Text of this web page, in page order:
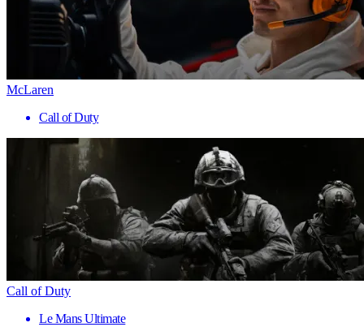
McLaren
Call of Duty
Call of Duty
Le Mans Ultimate